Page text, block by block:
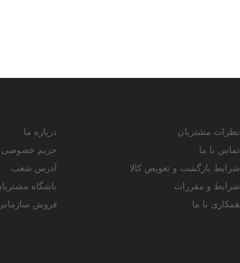
نظرات مشتریان
تماس با ما
شرایط بازگشت و تعویض کالا
شرایط و مقررات
همکاری با ما
درباره ما
حریم خصوصی
آدرس شعب
باشگاه
فروش